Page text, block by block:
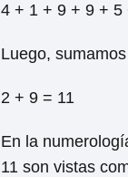
4 + 1 + 9 + 9 + 5
Luego,
2 + 9 = 11
En la
11 son vistas